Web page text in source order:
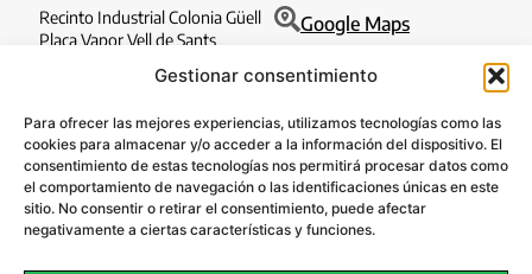
Gestionar consentimiento
Para ofrecer las mejores experiencias, utilizamos tecnologías como las
cookies para almacenar y/o acceder a la información del dispositivo. El
consentimiento de estas tecnologías nos permitirá procesar datos como
el comportamiento de navegación o las identificaciones únicas en este
sitio. No consentir o retirar el consentimiento, puede afectar
negativamente a ciertas características y funciones.
Recinto Industrial Colonia Güell
Plaça Vapor Vell de Sants
Barcelona
T. 932 630 184
info@lazentral.eu
Google Maps
SÍGUENOS: